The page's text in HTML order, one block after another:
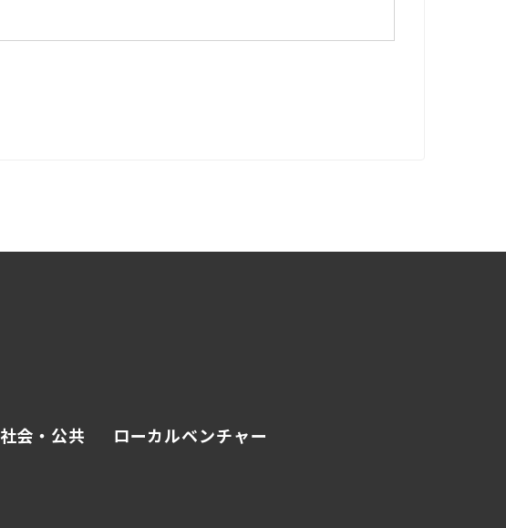
社会・公共
ローカルベンチャー